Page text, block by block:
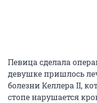
Певица сделала
девушке пришлось
болезни Келлера II,
стопе нарушается